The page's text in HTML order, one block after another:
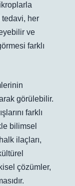
her
ve
farklı
görülebilir.
farklı
bilimsel
ilaçları,
çözümler,